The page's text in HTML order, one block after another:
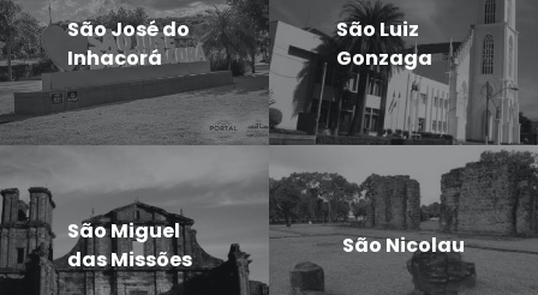
São José do
Inhacorá
São Luiz
Gonzaga
São Miguel
das Missões
São Nicolau